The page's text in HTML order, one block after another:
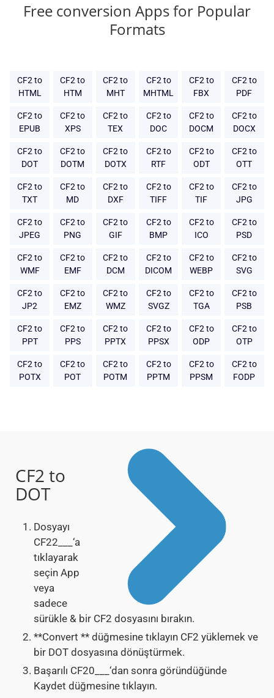
Free conversion Apps for Popular
Formats
CF2 to
HTML
CF2 to
HTM
CF2 to
MHT
CF2 to
MHTML
CF2 to
FBX
CF2 to
PDF
CF2 to
EPUB
CF2 to
XPS
CF2 to
TEX
CF2 to
DOC
CF2 to
DOCM
CF2 to
DOCX
CF2 to
DOT
CF2 to
DOTM
CF2 to
DOTX
CF2 to
RTF
CF2 to
ODT
CF2 to
OTT
CF2 to
TXT
CF2 to
MD
CF2 to
DXF
CF2 to
TIFF
CF2 to
TIF
CF2 to
JPG
CF2 to
JPEG
CF2 to
PNG
CF2 to
GIF
CF2 to
BMP
CF2 to
ICO
CF2 to
PSD
CF2 to
WMF
CF2 to
EMF
CF2 to
DCM
CF2 to
DICOM
CF2 to
WEBP
CF2 to
SVG
CF2 to
JP2
CF2 to
EMZ
CF2 to
WMZ
CF2 to
SVGZ
CF2 to
TGA
CF2 to
PSB
CF2 to
PPT
CF2 to
PPS
CF2 to
PPTX
CF2 to
PPSX
CF2 to
ODP
CF2 to
OTP
CF2 to
POTX
CF2 to
POT
CF2 to
POTM
CF2 to
PPTM
CF2 to
PPSM
CF2 to
FODP
CF2 to
DOT
Dosyayı
CF22___‘a
tıklayarak
seçin App
veya
sadece
sürükle & bir CF2 dosyasını bırakın.
**Convert ** düğmesine tıklayın CF2 yüklemek ve
bir DOT dosyasına dönüştürmek.
Başarılı CF20___‘dan sonra göründüğünde
Kaydet düğmesine tıklayın.